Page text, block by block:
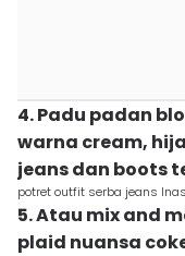
4. Padu padan
warna cream,
jeans dan boots
potret outfit serba jeans
5. Atau mix and
plaid nuansa